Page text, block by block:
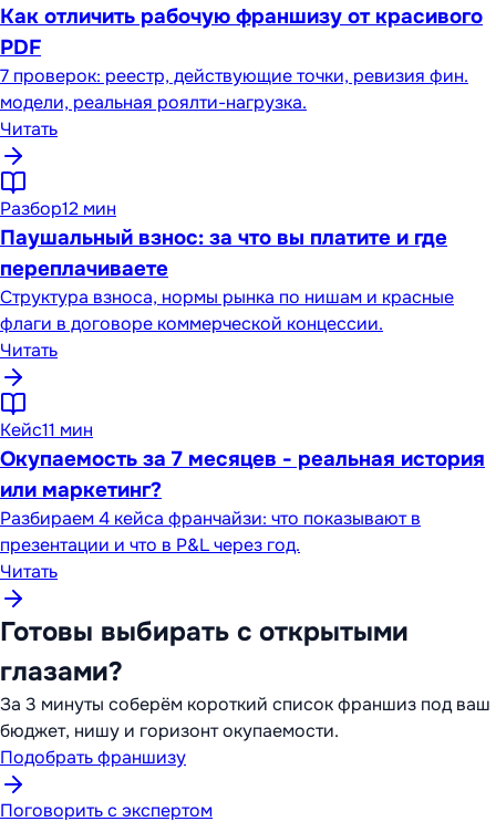
Как отличить рабочую франшизу от красивого
PDF
7 проверок: реестр, действующие точки, ревизия фин.
модели, реальная роялти-нагрузка.
Читать
Разбор12 мин
Паушальный взнос: за что вы платите и где
переплачиваете
Структура взноса, нормы рынка по нишам и красные
флаги в договоре коммерческой концессии.
Читать
Кейс11 мин
Окупаемость за 7 месяцев - реальная история
или маркетинг?
Разбираем 4 кейса франчайзи: что показывают в
презентации и что в P&L через год.
Читать
Готовы выбирать с открытыми
глазами?
За 3 минуты соберём короткий список франшиз под ваш
бюджет, нишу и горизонт окупаемости.
Подобрать франшизу
Поговорить с экспертом